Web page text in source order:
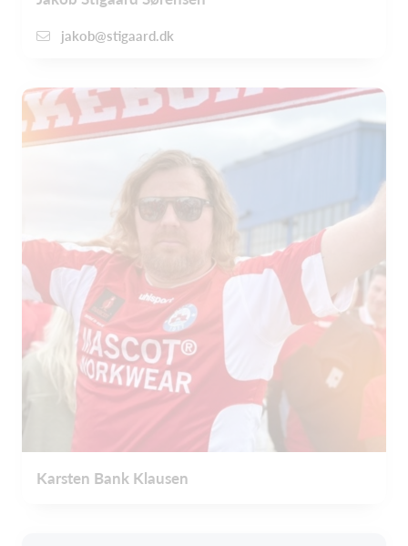
jakob@stigaard.dk
Karsten Bank Klausen